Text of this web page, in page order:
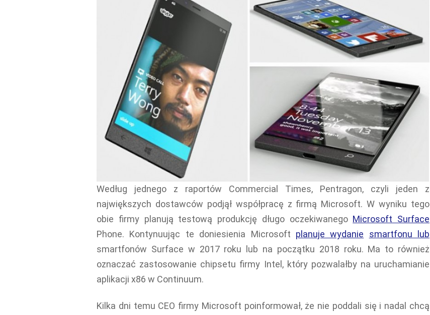
Według jednego z raportów Commercial Times, Pentragon, czyli jeden z
największych dostawców podjął współpracę z firmą Microsoft. W wyniku tego
obie firmy planują testową produkcję długo oczekiwanego Microsoft Surface
Phone. Kontynuując te doniesienia Microsoft planuje wydanie
smartfonu lub
smartfonów Surface w 2017 roku lub na początku 2018 roku. Ma to również
oznaczać zastosowanie chipsetu firmy Intel, który pozwalałby na uruchamianie
aplikacji x86 w Continuum.
Kilka dni temu CEO firmy Microsoft poinformował, że nie poddali się i nadal chcą